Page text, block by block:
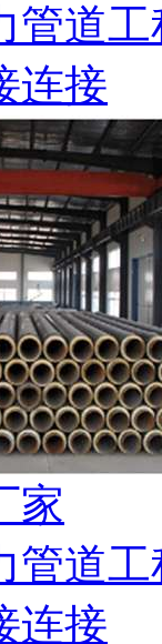
管道工
连接
家
管道工
连接